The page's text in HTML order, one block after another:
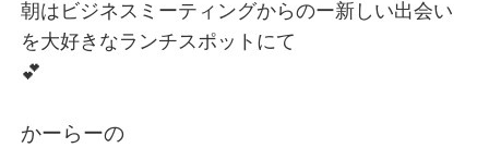
English 简体中文
朝はビジネスミーティングからのー新しい出会い
を大好きなランチスポットにて
💕
かーらーの